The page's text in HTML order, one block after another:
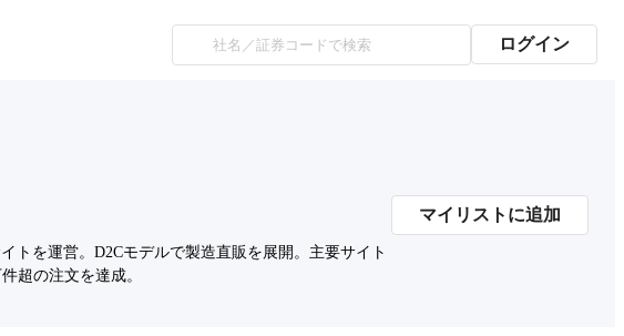
ログイン
トを運営。D2Cモデルで製造直販を展開。主要サイト
超の注文を達成。
マイリストに追加